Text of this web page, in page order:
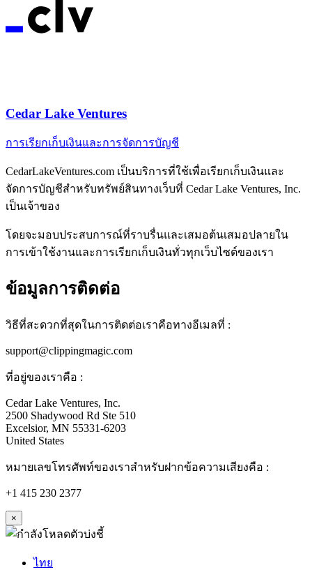
Cedar Lake Ventures
การเรียกเก็บเงินและการจัดการบัญชี
CedarLakeVentures.com เป็นบริการที่ใช้เพื่อเรียกเก็บเงินและ
จัดการบัญชีสำหรับทรัพย์สินทางเว็บที่ Cedar Lake Ventures, Inc.
เป็นเจ้าของ
โดยจะมอบประสบการณ์ที่ราบรื่นและเสมอต้นเสมอปลายใน
การเข้าใช้งานและการเรียกเก็บเงินทั่วทุกเว็บไซต์ของเรา
ข้อมูลการติดต่อ
วิธีที่สะดวกที่สุดในการติดต่อเราคือทางอีเมลที่ :
support@clippingmagic.com
ที่อยู่ของเราคือ :
Cedar Lake Ventures, Inc.
2500 Shadywood Rd Ste 510
Excelsior, MN 55331-6203
United States
หมายเลขโทรศัพท์ของเราสำหรับฝากข้อความเสียงคือ :
+1 415 230 2377
×
ไทย